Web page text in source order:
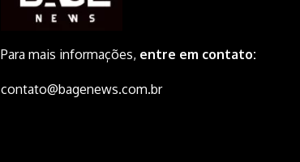
Para mais informações, entre em contato:
contato@bagenews.com.br